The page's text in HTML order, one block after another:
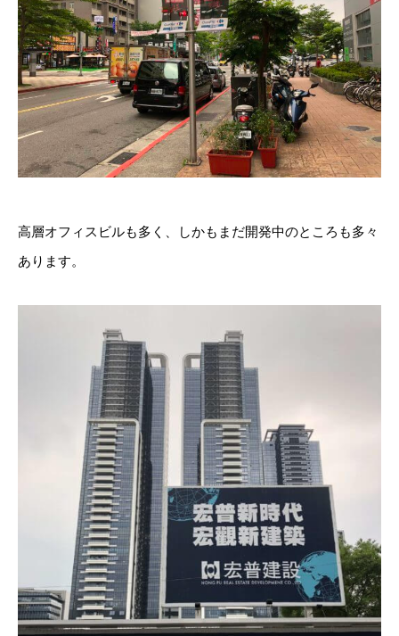
高層オフィスビルも多く、しかもまだ開発中のところも多々
あります。